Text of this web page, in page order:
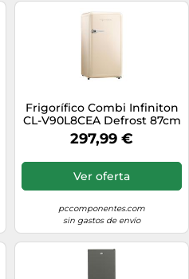
Frigorífico Combi Infiniton
CL-V90L8CEA Defrost 87cm
91L E Crema Botellero
Huevera
297,99 €
Ver oferta
pccomponentes.com
sin gastos de envío